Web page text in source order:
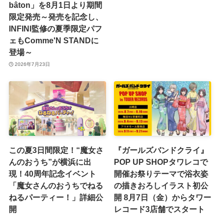
bâton」を8月1日より期間
限定発売～発売を記念し、
INFINI監修の夏季限定パフ
ェもComme'N STANDに
登場～
2026年7月23日
この夏3日間限定！“魔女さ
んのおうち”が横浜に出
現！40周年記念イベント
「魔女さんのおうちでねる
ねるパーティー！」詳細公
開
『ガールズバンドクライ』
POP UP SHOPタワレコで
開催お祭りテーマで浴衣姿
の描きおろしイラスト初公
開 8月7日（金）からタワー
レコード3店舗でスタート